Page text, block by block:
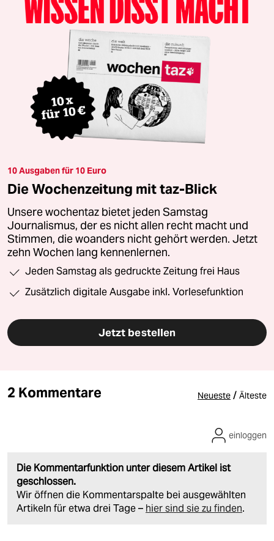
10 Ausgaben für 10 Euro
Die Wochenzeitung mit taz-Blick
Unsere wochentaz bietet jeden Samstag
Journalismus, der es nicht allen recht macht und
Stimmen, die woanders nicht gehört werden. Jetzt
zehn Wochen lang kennenlernen.
Jeden Samstag als gedruckte Zeitung frei Haus
Zusätzlich digitale Ausgabe inkl. Vorlesefunktion
Jetzt bestellen
2 Kommentare Neueste / Älteste
Die Kommentarfunktion unter diesem Artikel ist
geschlossen.
Wir öffnen die Kommentarspalte bei ausgewählten
Artikeln für etwa drei Tage – hier sind sie zu finden.
einloggen